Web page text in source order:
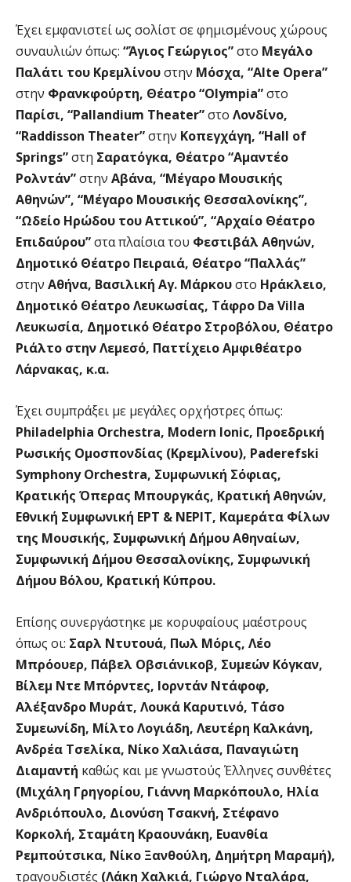
Έχει εμφανιστεί ως σολίστ σε φημισμένους χώρους
συναυλιών όπως: “Άγιος Γεώργιος”στο Μεγάλο
Παλάτι του Κρεμλίνουστην Μόσχα, “Alte Opera”
στην Φρανκφούρτη, Θέατρο “Olympia”στο
Παρίσι, “Pallandium Theater”στο Λονδίνο,
“Raddisson Theater”στην Κοπεγχάγη, “Hall of
Springs”στη Σαρατόγκα, Θέατρο “Αμαντέο
Ρολντάν”στην Αβάνα, “Μέγαρο Μουσικής
Αθηνών”, “Μέγαρο Μουσικής Θεσσαλονίκης”,
“Ωδείο Ηρώδου του Αττικού”, “Αρχαίο Θέατρο
Επιδαύρου”στα πλαίσια του Φεστιβάλ Αθηνών,
Δημοτικό Θέατρο Πειραιά, Θέατρο “Παλλάς”
στην Αθήνα, Βασιλική Αγ. Μάρκουστο Ηράκλειο,
Δημοτικό Θέατρο Λευκωσίας, Τάφρο Da Villa
Λευκωσία, Δημοτικό Θέατρο Στροβόλου, Θέατρο
Ριάλτο στην Λεμεσό, Παττίχειο Αμφιθέατρο
Λάρνακας, κ.α.
Έχει συμπράξει με μεγάλες ορχήστρες όπως:
Philadelphia Orchestra, Modern Ionic, Προεδρική
Ρωσικής Ομοσπονδίας (Κρεμλίνου), Paderefski
Symphony Orchestra, Συμφωνική Σόφιας,
Κρατικής Όπερας Μπουργκάς, Κρατική Αθηνών,
Εθνική Συμφωνική ΕΡΤ & ΝΕΡΙΤ, Καμεράτα Φίλων
της Μουσικής, Συμφωνική Δήμου Αθηναίων,
Συμφωνική Δήμου Θεσσαλονίκης, Συμφωνική
Δήμου Βόλου, Κρατική Κύπρου.
Επίσης συνεργάστηκε με κορυφαίους μαέστρους
όπως οι: Σαρλ Ντυτουά, Πωλ Μόρις, Λέο
Μπρόουερ, Πάβελ Οβσιάνικοβ, Συμεών Κόγκαν,
Βίλεμ Ντε Μπόρντες, Ιορντάν Ντάφοφ,
Αλέξανδρο Μυράτ, Λουκά Καρυτινό, Τάσο
Συμεωνίδη, Μίλτο Λογιάδη, Λευτέρη Καλκάνη,
Ανδρέα Τσελίκα, Νίκο Χαλιάσα, Παναγιώτη
Διαμαντή καθώς και με γνωστούς Έλληνες συνθέτες
(Μιχάλη Γρηγορίου, Γιάννη Μαρκόπουλο, Ηλία
Ανδριόπουλο, Διονύση Τσακνή, Στέφανο
Κορκολή, Σταμάτη Κραουνάκη, Ευανθία
Ρεμπούτσικα, Νίκο Ξανθούλη, Δημήτρη Μαραμή),
τραγουδιστές (Λάκη Χαλκιά, Γιώργο Νταλάρα,